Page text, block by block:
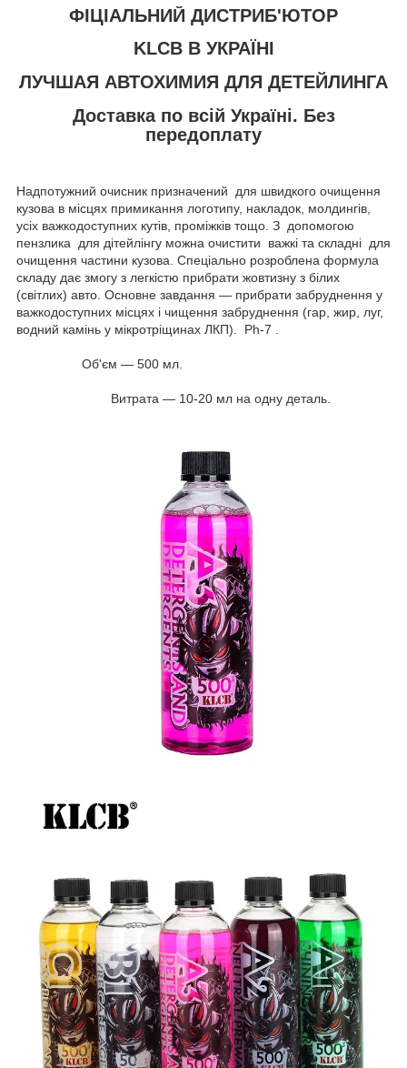
ФІЦІАЛЬНИЙ ДИСТРИБ'ЮТОР
KLCB В УКРАЇНІ
ЛУЧШАЯ АВТОХИМИЯ ДЛЯ ДЕТЕЙЛИНГА
Доставка по всій Україні. Без
передоплату
Надпотужний очисник призначений для швидкого очищення
кузова в місцях примикання логотипу, накладок, молдингів,
усіх важкодоступних кутів, проміжків тощо. З допомогою
пензлика для дітейлінгу можна очистити важкі та складні для
очищення частини кузова. Спеціально розроблена формула
складу дає змогу з легкістю прибрати жовтизну з білих
(світлих) авто. Основне завдання — прибрати забруднення у
важкодоступних місцях і чищення забруднення (гар, жир, луг,
водний камінь у мікротріщинах ЛКП). Ph-7 .
Об'єм — 500 мл.
Витрата — 10-20 мл на одну деталь.